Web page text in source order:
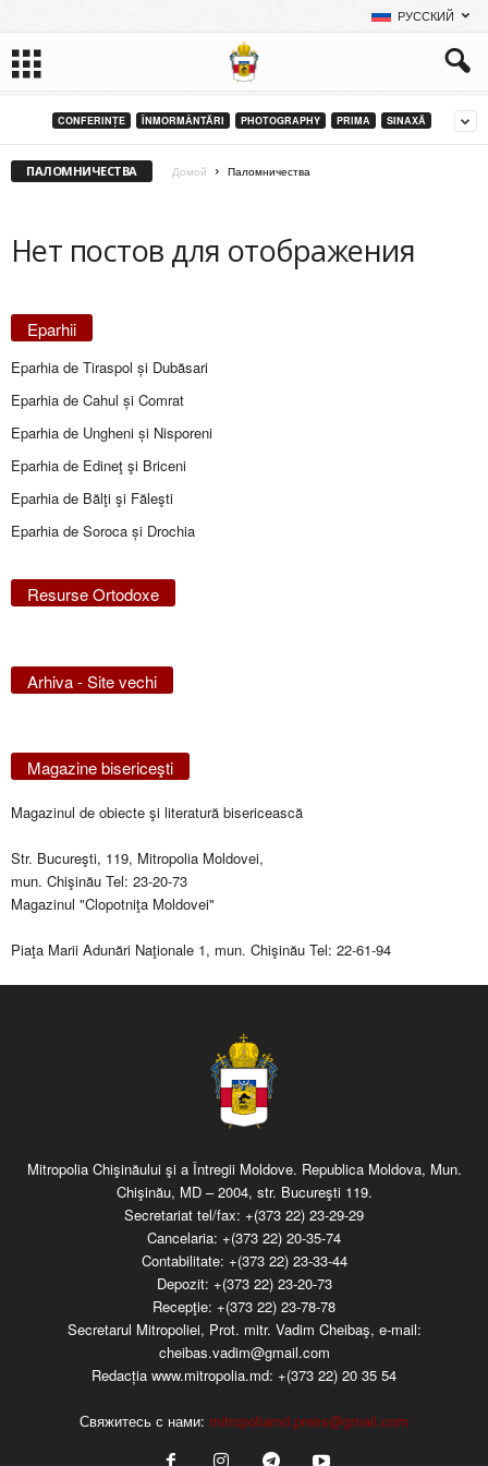
РУССКИЙ
CONFERINȚE ÎNMORMÂNTĂRI PHOTOGRAPHY PRIMA SINAXĂ
ПАЛОМНИЧЕСТВА Домой Паломничества
Нет постов для отображения
Eparhii
Eparhia de Tiraspol și Dubăsari
Eparhia de Cahul și Comrat
Eparhia de Ungheni și Nisporeni
Eparhia de Edineţ şi Briceni
Eparhia de Bălţi şi Făleşti
Eparhia de Soroca și Drochia
Resurse Ortodoxe
Arhiva - Site vechi
Magazine bisericeşti
Magazinul de obiecte şi literatură bisericească
Str. Bucureşti, 119, Mitropolia Moldovei,
mun. Chişinău Tel: 23-20-73
Magazinul "Clopotniţa Moldovei"
Piaţa Marii Adunări Naţionale 1, mun. Chişinău Tel: 22-61-94
Mitropolia Chişinăului şi a Întregii Moldove. Republica Moldova, Mun.
Chişinău, MD – 2004, str. Bucureşti 119.
Secretariat tel/fax: +(373 22) 23-29-29
Cancelaria: +(373 22) 20-35-74
Contabilitate: +(373 22) 23-33-44
Depozit: +(373 22) 23-20-73
Recepţie: +(373 22) 23-78-78
Secretarul Mitropoliei, Prot. mitr. Vadim Cheibaş, e-mail:
cheibas.vadim@gmail.com
Redacția www.mitropolia.md: +(373 22) 20 35 54
Свяжитесь с нами: mitropoliamd.press@gmail.com